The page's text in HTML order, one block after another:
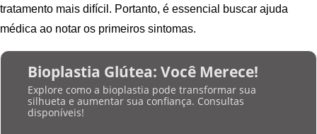
tratamento mais difícil. Portanto, é essencial buscar ajuda
médica ao notar os primeiros sintomas.
Bioplastia Glútea: Você Merece!
Explore como a bioplastia pode transformar sua
silhueta e aumentar sua confiança. Consultas
disponíveis!